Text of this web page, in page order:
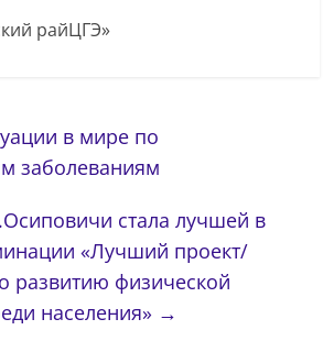
райЦГЭ»
в мире по
заболеваниям
стала лучшей в
«Лучший проект/
развитию физической
населения» →